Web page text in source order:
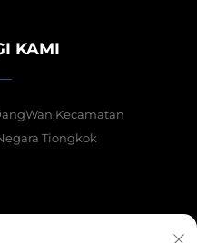
KAMI
Tiongkok